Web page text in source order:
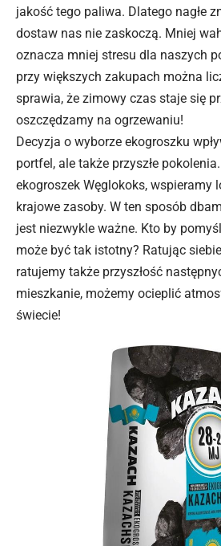
jakość tego paliwa. Dlatego nagłe
dostaw nas nie zaskoczą. Mniej
oznacza mniej stresu dla naszych
przy większych zakupach można
sprawia, że zimowy czas staje się
oszczędzamy na ogrzewaniu!
Decyzja o wyborze ekogroszku
portfel, ale także przyszłe
ekogroszek Węglokoks, wspieramy
krajowe zasoby. W ten sposób
jest niezwykle ważne. Kto by
może być tak istotny? Ratując
ratujemy także przyszłość
mieszkanie, możemy ocieplić
świecie!